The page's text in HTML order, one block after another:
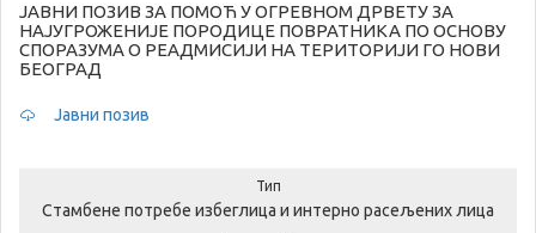
ЈАВНИ ПОЗИВ ЗА ПОМОЋ У ОГРЕВНОМ ДРВЕТУ ЗА
НАЈУГРОЖЕНИЈЕ ПОРОДИЦЕ ПОВРАТНИКА ПО ОСНОВУ
СПОРАЗУМА О РЕАДМИСИЈИ НА ТЕРИТОРИЈИ ГО НОВИ
БЕОГРАД
Јавни позив
Тип
Стамбене потребе избеглица и интерно расељених лица